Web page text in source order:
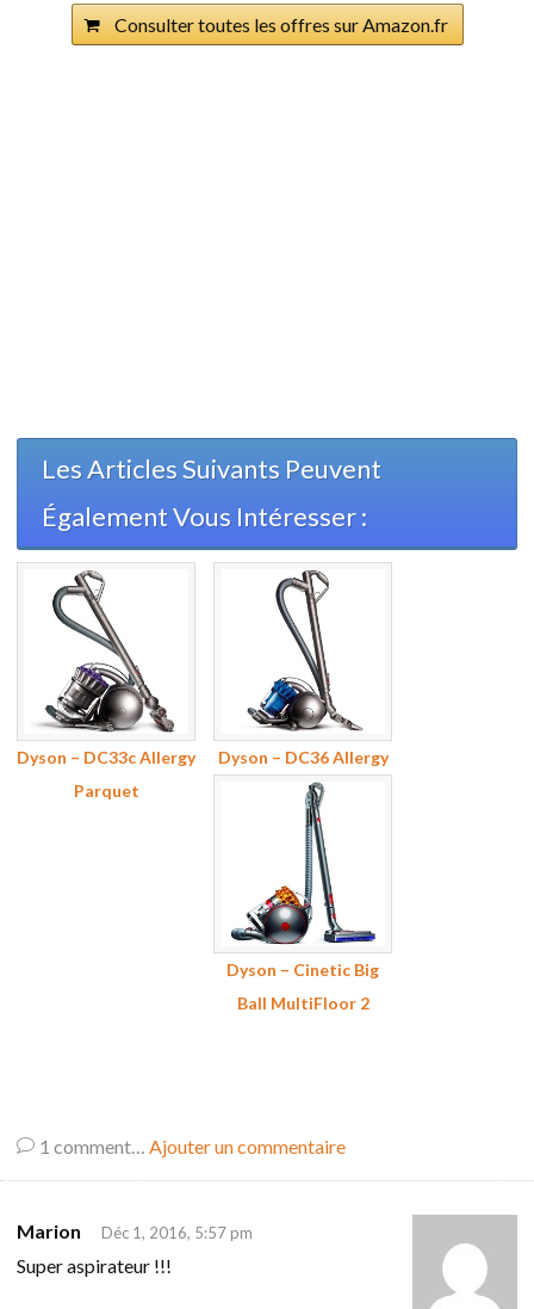
Consulter toutes les offres sur Amazon.fr
Les Articles Suivants Peuvent
Également Vous Intéresser :
Dyson – DC33c Allergy
Parquet
Dyson – DC36 Allergy
Dyson – Cinetic Big
Ball MultiFloor 2
1 comment… Ajouter un commentaire
Marion Déc 1, 2016, 5:57 pm
Super aspirateur !!!